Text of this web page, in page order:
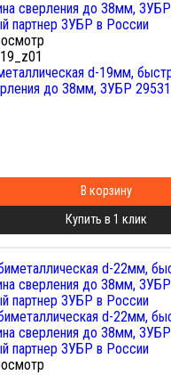
d-19мм,
до 38мм, ЗУБР
В корзину
Купить в 1 клик